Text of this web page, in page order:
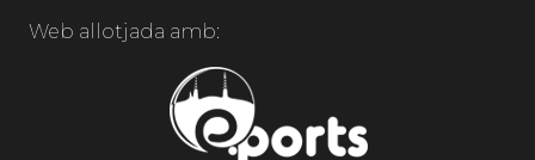
Web allotjada amb: